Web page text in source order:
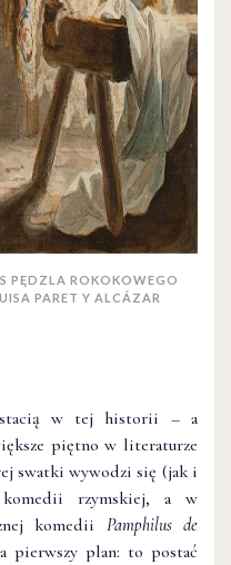
S PĘDZLA ROKOKOWEGO
PARET Y ALCÁZAR
w tej historii – a
piętno w literaturze
swatki wywodzi się (jak i
rzymskiej, a w
komedii Pamphilus de
pierwszy plan: to postać